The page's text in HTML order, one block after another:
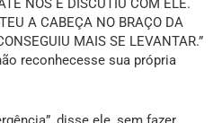
NÓS E DISCUTIU COM ELE.
A CABEÇA NO BRAÇO DA
MAIS SE LEVANTAR.”
reconhecesse sua própria